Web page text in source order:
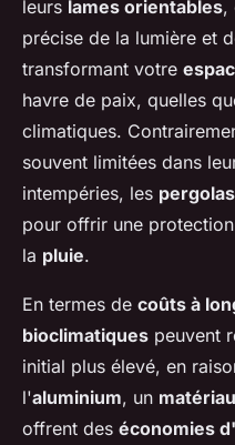
leurs lames orientables,
précise de la lumière et
transformant votre
havre de paix, quelles
climatiques.
souvent limitées dans
intempéries, les
pour offrir une
la pluie.
En termes de coûts à
bioclimatiques peuvent
initial plus élevé, en
l'aluminium, un matériau
offrent des économies